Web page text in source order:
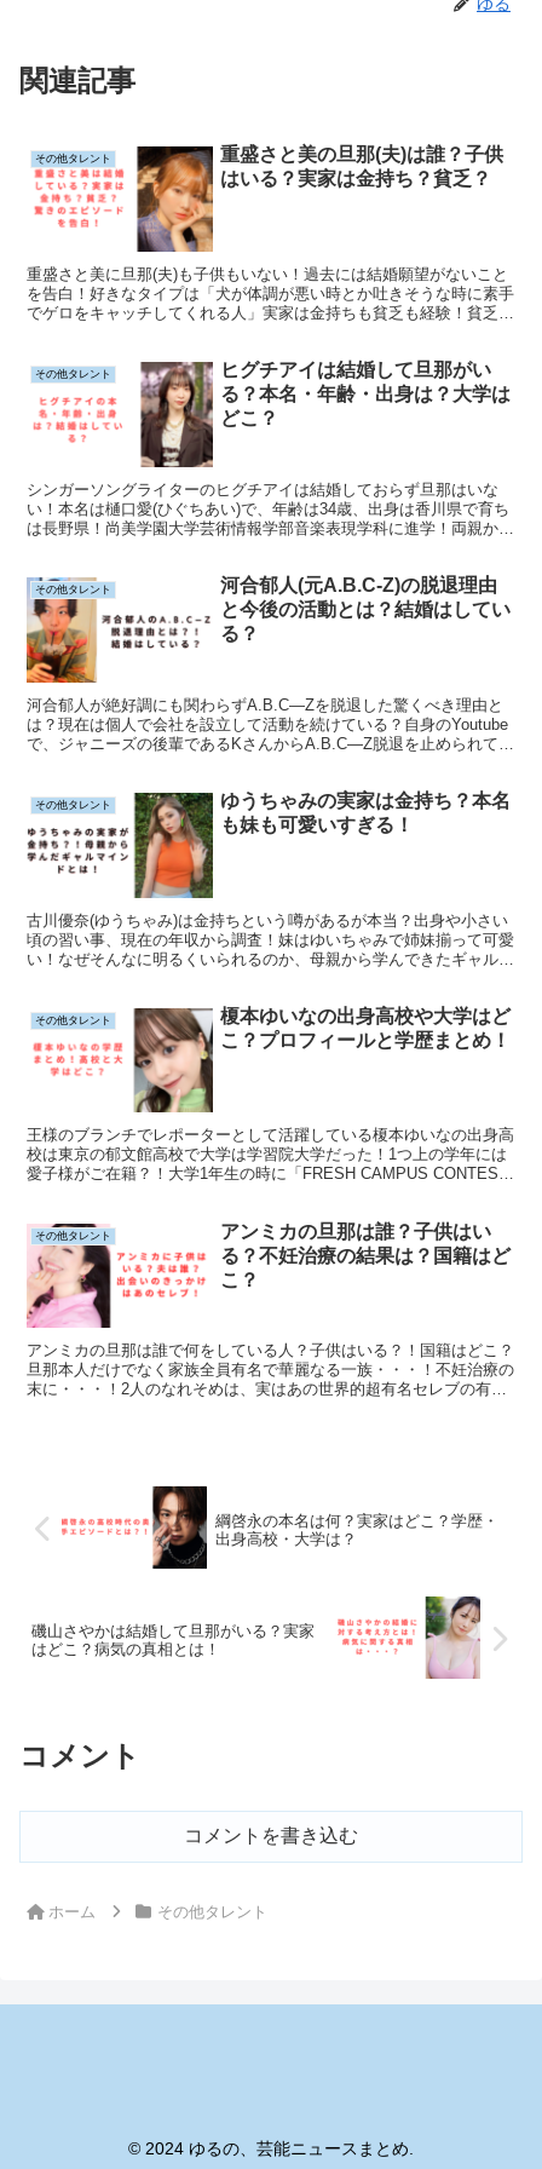
ゆる
関連記事
その他タレント
重盛さと美の旦那(夫)は誰？子供
はいる？実家は金持ち？貧乏？
重盛さと美に旦那(夫)も子供もいない！過去には結婚願望がないこと
を告白！好きなタイプは「犬が体調が悪い時とか吐きそうな時に素手
でゲロをキャッチしてくれる人」実家は金持ちも貧乏も経験！貧乏に
その他タレント
ヒグチアイは結婚して旦那がい
る？本名・年齢・出身は？大学は
どこ？
シンガーソングライターのヒグチアイは結婚しておらず旦那はいな
い！本名は樋口愛(ひぐちあい)で、年齢は34歳、出身は香川県で育ち
は長野県！尚美学園大学芸術情報学部音楽表現学科に進学！両親から
その他タレント
河合郁人(元A.B.C-Z)の脱退理由
と今後の活動とは？結婚はしてい
る？
河合郁人が絶好調にも関わらずA.B.C―Zを脱退した驚くべき理由と
は？現在は個人で会社を設立して活動を続けている？自身のYoutube
で、ジャニーズの後輩であるKさんからA.B.C―Z脱退を止められてい
その他タレント
ゆうちゃみの実家は金持ち？本名
も妹も可愛いすぎる！
古川優奈(ゆうちゃみ)は金持ちという噂があるが本当？出身や小さい
頃の習い事、現在の年収から調査！妹はゆいちゃみで姉妹揃って可愛
い！なぜそんなに明るくいられるのか、母親から学んできたギャルマ
その他タレント
榎本ゆいなの出身高校や大学はど
こ？プロフィールと学歴まとめ！
王様のブランチでレポーターとして活躍している榎本ゆいなの出身高
校は東京の郁文館高校で大学は学習院大学だった！1つ上の学年には
愛子様がご在籍？！大学1年生の時に「FRESH CAMPUS CONTEST
その他タレント
アンミカの旦那は誰？子供はい
る？不妊治療の結果は？国籍はど
こ？
アンミカの旦那は誰で何をしている人？子供はいる？！国籍はどこ？
旦那本人だけでなく家族全員有名で華麗なる一族・・・！不妊治療の
末に・・・！2人のなれそめは、実はあの世界的超有名セレブの有罪
綱啓永の本名は何？実家はどこ？学歴・
出身高校・大学は？
磯山さやかは結婚して旦那がいる？実家
はどこ？病気の真相とは！
コメント
コメントを書き込む
ホーム その他タレント
© 2024 ゆるの、芸能ニュースまとめ.